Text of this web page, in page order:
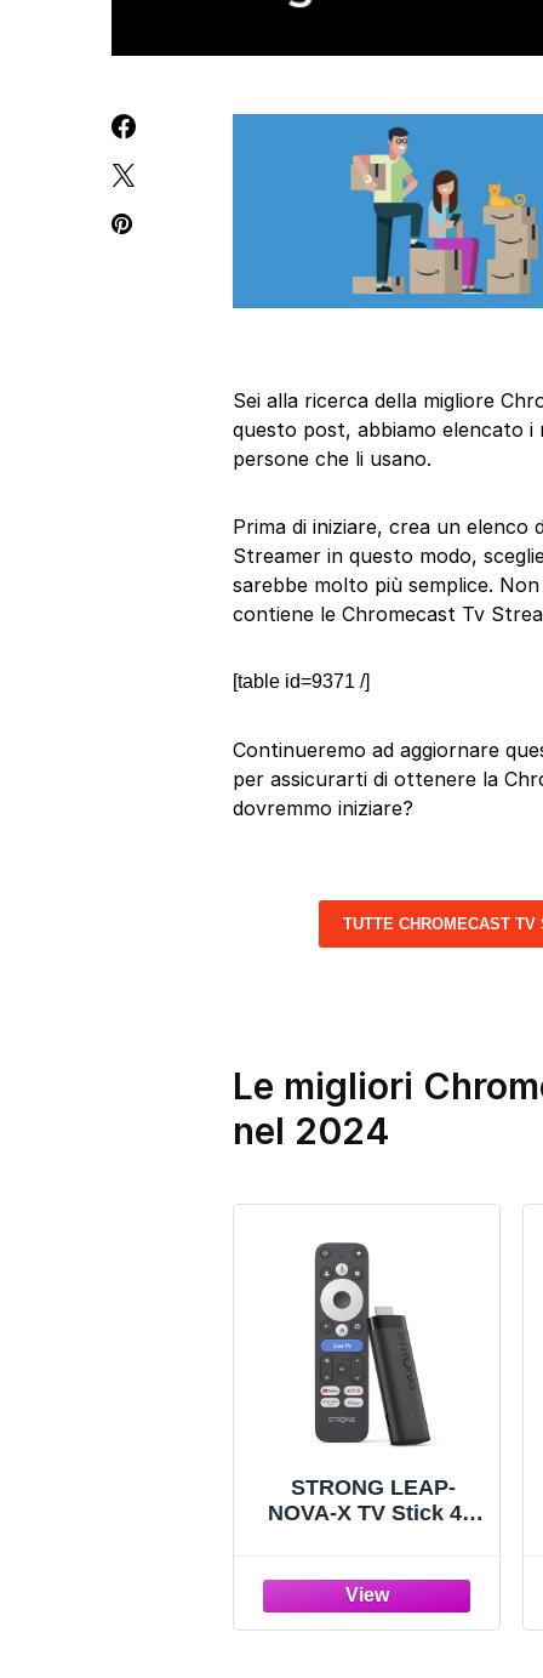
Sei alla ricerca della migliore
questo post, abbiamo elencato
persone che li usano.
Prima di iniziare, crea un
Streamer in questo modo,
sarebbe molto più semplice.
contiene le Chromecast Tv
[table id=9371 /]
Continueremo ad aggiornare
per assicurarti di ottenere la
dovremmo iniziare?
TUTTE CHROMECAST
Le migliori
nel 2024
STRONG LEAP-
NOVA-X TV Stick 4K
Vision/Audio, Wi-Fi 6,
HDR10+, Controllo